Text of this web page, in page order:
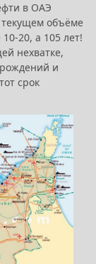
в ОАЭ
текущем объёме
20, а 105 лет!
нехватке,
и
срок